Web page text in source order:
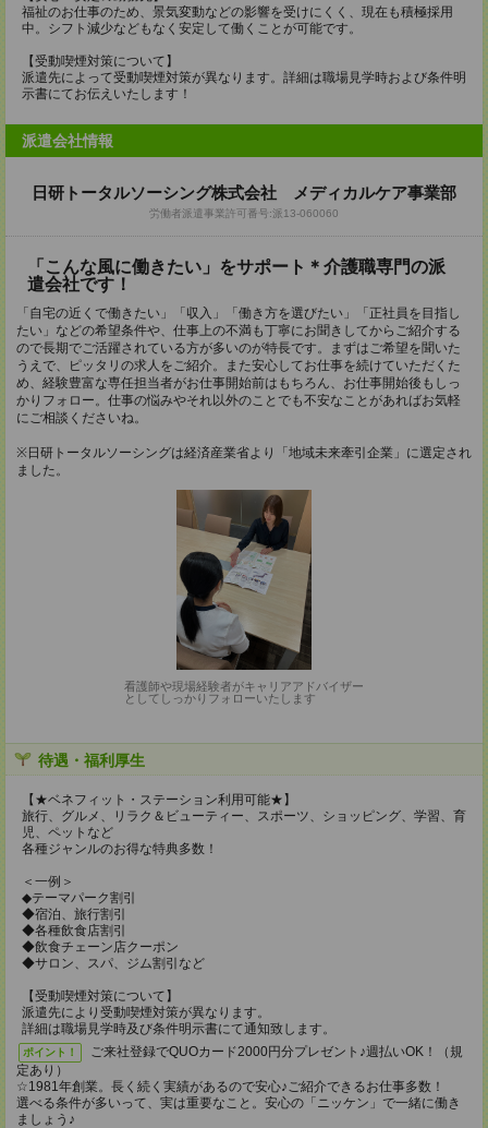
福祉のお仕事のため、景気変動などの影響を受けにくく、現在も積極採用
中。シフト減少などもなく安定して働くことが可能です。
【受動喫煙対策について】
派遣先によって受動喫煙対策が異なります。詳細は職場見学時および条件明
示書にてお伝えいたします！
派遣会社情報
日研トータルソーシング株式会社 メディカルケア事業部
労働者派遣事業許可番号:派13-060060
「こんな風に働きたい」をサポート＊介護職専門の派
遣会社です！
「自宅の近くで働きたい」「収入」「働き方を選びたい」「正社員を目指し
たい」などの希望条件や、仕事上の不満も丁寧にお聞きしてからご紹介する
ので長期でご活躍されている方が多いのが特長です。まずはご希望を聞いた
うえで、ピッタリの求人をご紹介。また安心してお仕事を続けていただくた
め、経験豊富な専任担当者がお仕事開始前はもちろん、お仕事開始後もしっ
かりフォロー。仕事の悩みやそれ以外のことでも不安なことがあればお気軽
にご相談くださいね。
※日研トータルソーシングは経済産業省より「地域未来牽引企業」に選定され
ました。
看護師や現場経験者がキャリアアドバイザー
としてしっかりフォローいたします
待遇・福利厚生
【★ベネフィット・ステーション利用可能★】
旅行、グルメ、リラク＆ビューティー、スポーツ、ショッピング、学習、育
児、ペットなど
各種ジャンルのお得な特典多数！
＜一例＞
◆テーマパーク割引
◆宿泊、旅行割引
◆各種飲食店割引
◆飲食チェーン店クーポン
◆サロン、スパ、ジム割引など
【受動喫煙対策について】
派遣先により受動喫煙対策が異なります。
詳細は職場見学時及び条件明示書にて通知致します。
ポイント！
ご来社登録でQUOカード2000円分プレゼント♪週払いOK！（規
定あり）
☆1981年創業。長く続く実績があるので安心♪ご紹介できるお仕事多数！
選べる条件が多いって、実は重要なこと。安心の「ニッケン」で一緒に働き
ましょう♪